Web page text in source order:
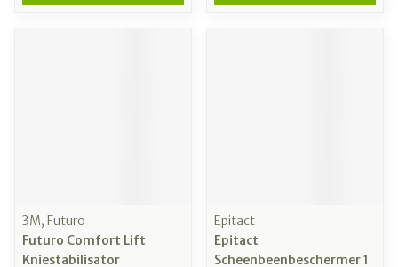
3M, Futuro
Futuro Comfort Lift
Kniestabilisator
Epitact
Epitact
Scheenbeenbeschermer 1